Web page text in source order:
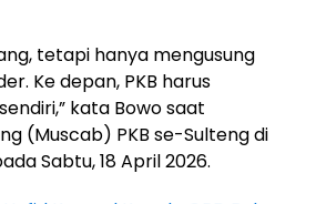
tetapi hanya mengusung
Ke depan, PKB harus
kata Bowo saat
(Muscab) PKB se-Sulteng di
Sabtu, 18 April 2026.